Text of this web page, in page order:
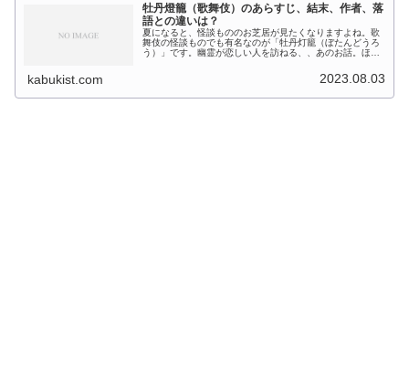
牡丹燈籠（歌舞伎）のあらすじ、結末、作者、落
語との違いは？
夏になると、怪談もののお芝居が見たくなりますよね。歌
舞伎の怪談ものでも有名なのが「牡丹灯籠（ぼたんどうろ
う）」です。幽霊が恋しい人を訪ねる、、あのお話。ほと
kabukist.com 2023.08.03